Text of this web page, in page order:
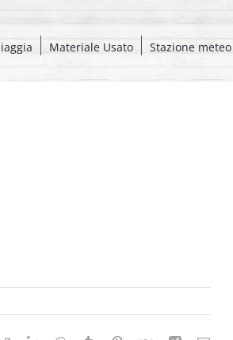
Materiale Usato Stazione meteo